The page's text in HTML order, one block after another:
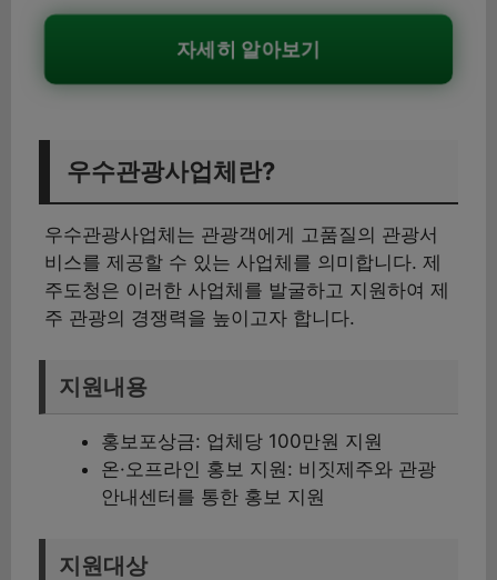
자세히 알아보기
우수관광사업체란?
우수관광사업체는 관광객에게 고품질의 관광서
비스를 제공할 수 있는 사업체를 의미합니다. 제
주도청은 이러한 사업체를 발굴하고 지원하여 제
주 관광의 경쟁력을 높이고자 합니다.
지원내용
홍보포상금: 업체당 100만원 지원
온·오프라인 홍보 지원: 비짓제주와 관광
안내센터를 통한 홍보 지원
지원대상